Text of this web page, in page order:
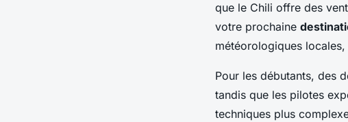
que le Chili offre des
votre prochaine
météorologiques
Pour les débutants, des
tandis que les pilotes
techniques plus